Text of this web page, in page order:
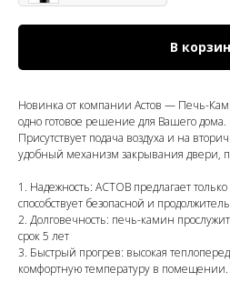
В
Новинка от компании Астов — Печь-
одно готовое решение для Вашего дома.
Присутствует подача воздуха и на
удобный механизм закрывания двери,
1. Надежность: АСТОВ предлагает
способствует безопасной и
2. Долговечность: печь-камин
срок 5 лет
3. Быстрый прогрев: высокая
комфортную температуру в